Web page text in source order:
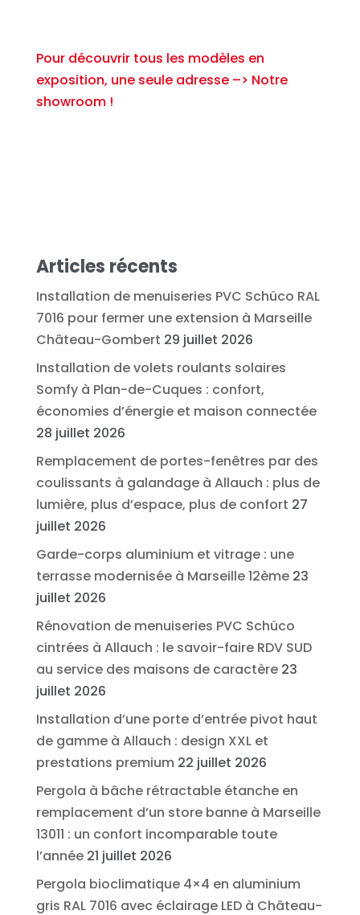
Pour découvrir tous les modèles en
exposition, une seule adresse –> Notre
showroom !
Articles récents
Installation de menuiseries PVC Schüco RAL
7016 pour fermer une extension à Marseille
Château-Gombert 29 juillet 2026
Installation de volets roulants solaires
Somfy à Plan-de-Cuques : confort,
économies d’énergie et maison connectée
28 juillet 2026
Remplacement de portes-fenêtres par des
coulissants à galandage à Allauch : plus de
lumière, plus d’espace, plus de confort 27
juillet 2026
Garde-corps aluminium et vitrage : une
terrasse modernisée à Marseille 12ème 23
juillet 2026
Rénovation de menuiseries PVC Schüco
cintrées à Allauch : le savoir-faire RDV SUD
au service des maisons de caractère 23
juillet 2026
Installation d’une porte d’entrée pivot haut
de gamme à Allauch : design XXL et
prestations premium 22 juillet 2026
Pergola à bâche rétractable étanche en
remplacement d’un store banne à Marseille
13011 : un confort incomparable toute
l’année 21 juillet 2026
Pergola bioclimatique 4×4 en aluminium
gris RAL 7016 avec éclairage LED à Château-